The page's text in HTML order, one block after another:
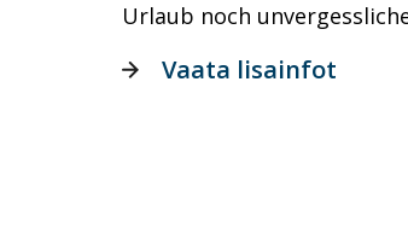
Urlaub noch
Vaata lisainfot